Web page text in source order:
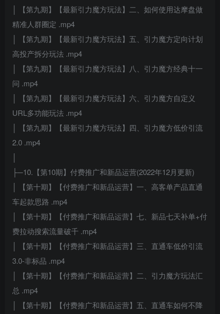
│ 【第九期】【最新引力魔方玩法】二、如何使用达摩盘做
精准人群圈定 .mp4
│ 【第九期】【最新引力魔方玩法】五、引力魔方定向计划
高投产拆分玩法 .mp4
│ 【第九期】【最新引力魔方玩法】八、引力魔方经典十一
问 .mp4
│ 【第九期】【最新引力魔方玩法】六、引力魔方自定义
URL多功能玩法 .mp4
│ 【第九期】【最新引力魔方玩法】四、引力魔方低价引流
2.0 .mp4
├─10.【第10期】付费推广和新品运营(2022年12月更新)
│ 【第十期】【付费推广和新品运营】一、高客单产品直通
车起款思路 .mp4
│ 【第十期】【付费推广和新品运营】七、新品七天补单+付
费拉动搜索流量破千 .mp4
│ 【第十期】【付费推广和新品运营】三、直通车低价引流
3.0-非标品 .mp4
│ 【第十期】【付费推广和新品运营】二、引力魔方玩法汇
总 .mp4
│ 【第十期】【付费推广和新品运营】五、直通车如何不降